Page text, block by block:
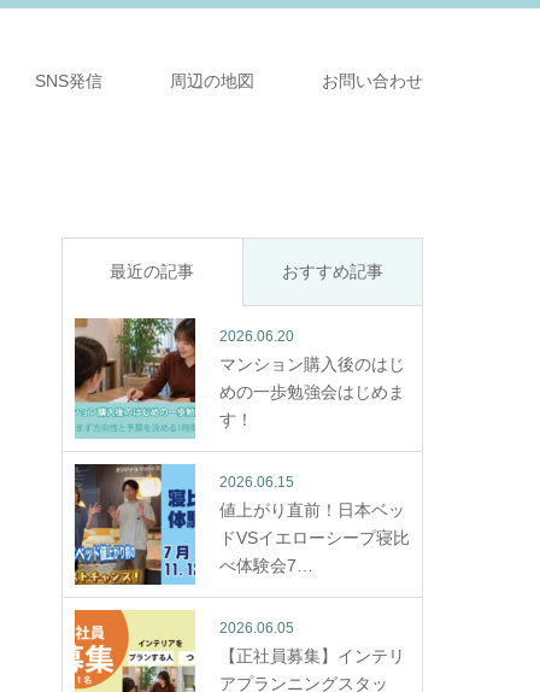
SNS発信 周辺の地図 お問い合わせ
最近の記事 おすすめ記事
2026.06.20
マンション購入後のはじ
めの一歩勉強会はじめま
す！
2026.06.15
値上がり直前！日本ベッ
ドVSイエローシープ寝比
べ体験会7…
2026.06.05
【正社員募集】インテリ
アプランニングスタッ